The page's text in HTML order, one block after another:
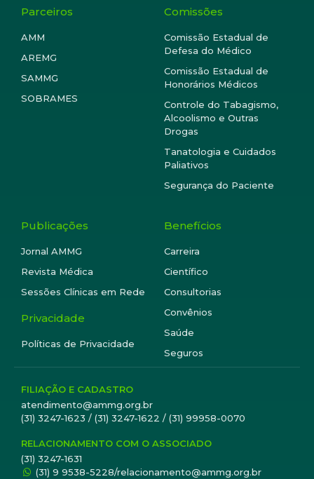
Parceiros
AMM
AREMG
SAMMG
SOBRAMES
Comissões
Comissão Estadual de
Defesa do Médico
Comissão Estadual de
Honorários Médicos
Controle do Tabagismo,
Alcoolismo e Outras
Drogas
Tanatologia e Cuidados
Paliativos
Segurança do Paciente
Publicações
Jornal AMMG
Revista Médica
Sessões Clínicas em Rede
Privacidade
Políticas de Privacidade
Benefícios
Carreira
Científico
Consultorias
Convênios
Saúde
Seguros
FILIAÇÃO E CADASTRO
atendimento@ammg.org.br
(31) 3247-1623 / (31) 3247-1622 / (31) 99958-0070
RELACIONAMENTO COM O ASSOCIADO
(31) 3247-1631
(31) 9 9538-5228/relacionamento@ammg.org.br